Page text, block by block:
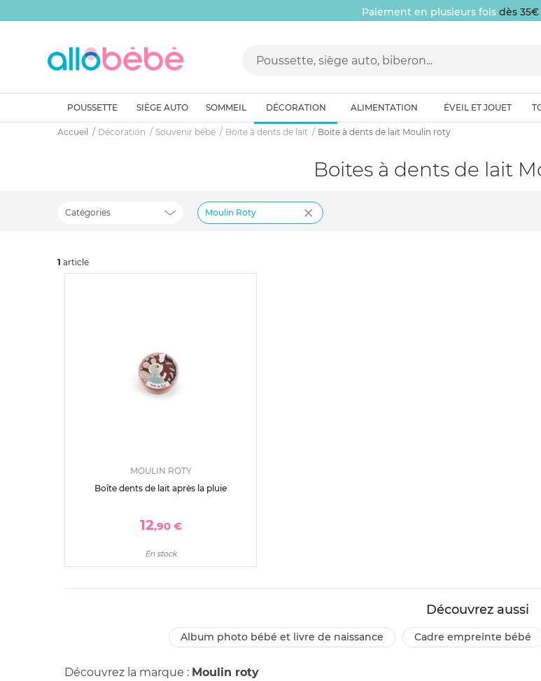
Paiement en plusieurs fois dès
POUSSETTE SIÈGE AUTO SOMMEIL DÉCORATION ALIMENTATION ÉVEIL ET JOUET
Accueil Décoration Souvenir bébé Boite à dents de lait Boite à dents de lait Moulin roty
Boites à dents de lait
Catégories Moulin Roty
1 article
MOULIN ROTY
Boîte dents de lait après la pluie
12,90 €
En stock
Découvrez aussi
album photo bébé et livre de naissance cadre empreinte bébé
Découvrez la marque : Moulin roty